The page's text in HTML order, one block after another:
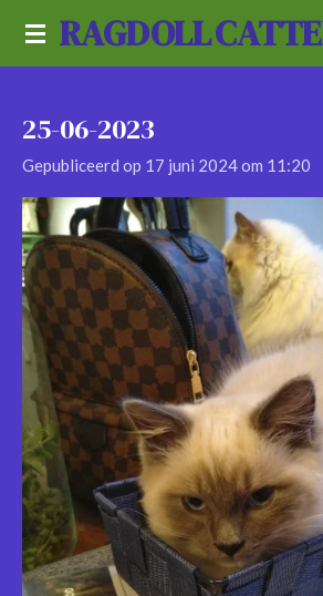
Ga
hoofdinhoud
RAGDOLL
25-06-2023
Gepubliceerd op 17 juni 2024 om 11:20